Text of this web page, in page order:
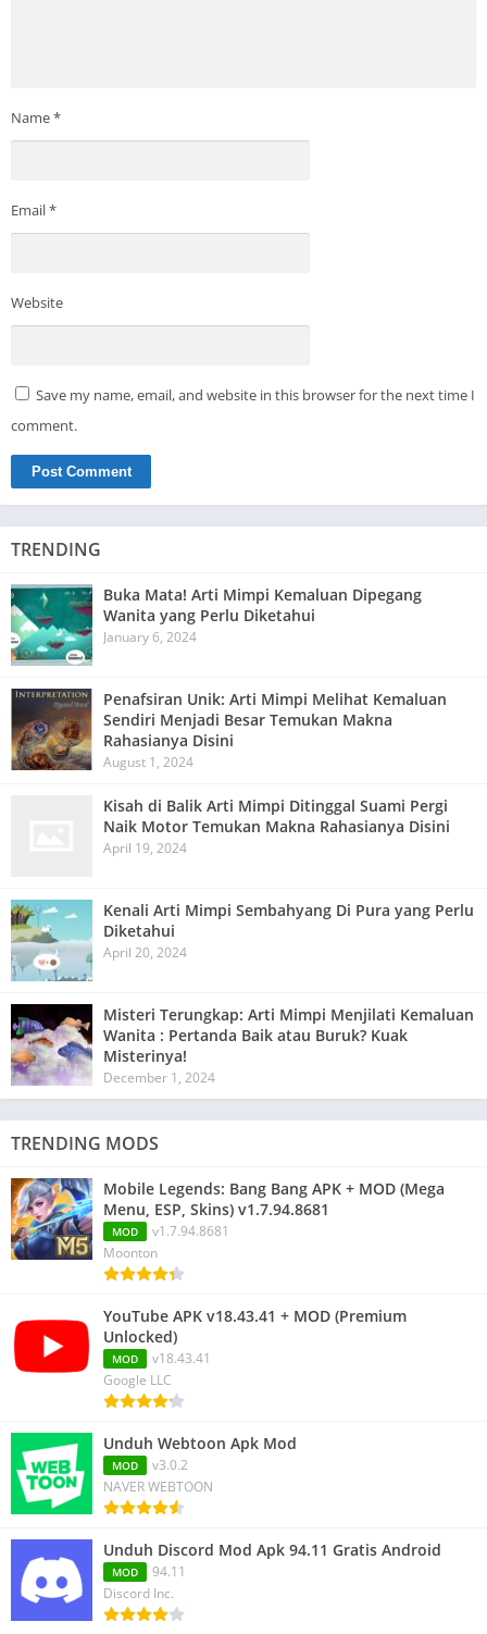
Name*
Email*
Website
Save my name, email, and website in this browser for the next time I
comment.
TRENDING
Buka Mata! Arti Mimpi Kemaluan Dipegang
Wanita yang Perlu Diketahui
January 6, 2024
Penafsiran Unik: Arti Mimpi Melihat Kemaluan
Sendiri Menjadi Besar Temukan Makna
Rahasianya Disini
August 1, 2024
Kisah di Balik Arti Mimpi Ditinggal Suami Pergi
Naik Motor Temukan Makna Rahasianya Disini
April 19, 2024
Kenali Arti Mimpi Sembahyang Di Pura yang Perlu
Diketahui
April 20, 2024
Misteri Terungkap: Arti Mimpi Menjilati Kemaluan
Wanita : Pertanda Baik atau Buruk? Kuak
Misterinya!
December 1, 2024
TRENDING MODS
Mobile Legends: Bang Bang APK + MOD (Mega
Menu, ESP, Skins) v1.7.94.8681
MOD
v1.7.94.8681
Moonton
YouTube APK v18.43.41 + MOD (Premium
Unlocked)
MOD
v18.43.41
Google LLC
Unduh Webtoon Apk Mod
MOD
v3.0.2
NAVER WEBTOON
Unduh Discord Mod Apk 94.11 Gratis Android
MOD
94.11
Discord Inc.